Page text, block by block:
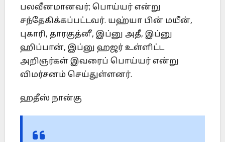
பலவீனமானவர்; பொய்யர் என்று
சந்தேகிக்கப்பட்டவர். யஹ்யா பின் மயீன்,
புகாரி, தாரகுத்னீ, இப்னு அதீ, இப்னு
ஹிப்பான், இப்னு ஹஜர் உள்ளிட்ட
அறிஞர்கள் இவரைப் பொய்யர் என்று
விமர்சனம் செய்துள்ளனர்.
ஹதீஸ் நான்கு